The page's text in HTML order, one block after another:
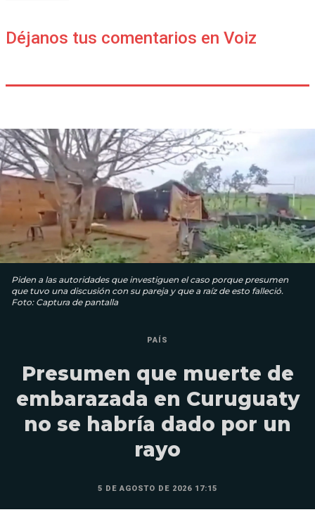
Déjanos tus comentarios en Voiz
Piden a las autoridades que investiguen el caso porque presumen
que tuvo una discusión con su pareja y que a raíz de esto falleció.
Foto: Captura de pantalla
PAÍS
Presumen que muerte de
embarazada en Curuguaty
no se habría dado por un
rayo
5 DE AGOSTO DE 2026 17:15